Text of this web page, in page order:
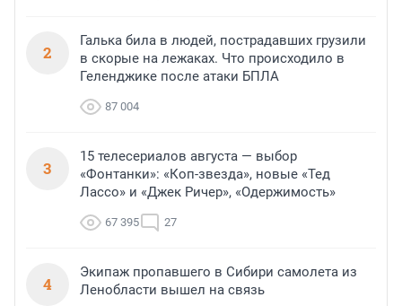
2
Галька била в людей, пострадавших грузили
в скорые на лежаках. Что происходило в
Геленджике после атаки БПЛА
87 004
3
15 телесериалов августа — выбор
«Фонтанки»: «Коп-звезда», новые «Тед
Лассо» и «Джек Ричер», «Одержимость»
67 395 27
4
Экипаж пропавшего в Сибири самолета из
Ленобласти вышел на связь